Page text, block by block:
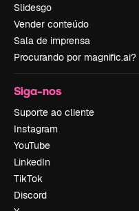
Slidesgo
Vender conteúdo
Sala de imprensa
Procurando por magnific.ai?
Siga-nos
Suporte ao cliente
Instagram
YouTube
LinkedIn
TikTok
Discord